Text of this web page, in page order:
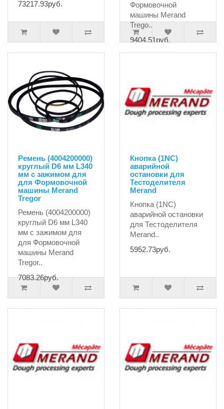
73217.93руб.
Формовочной
машины Merand
Trego..
9404.51руб.
Ремень (4004200000)
круглый D6 мм L340
мм с зажимом для
для Формовочной
машины Merand
Tregor
Ремень (4004200000)
круглый D6 мм L340
мм с зажимом для
для Формовочной
машины Merand
Tregor..
7083.26руб.
Кнопка (1NC)
аварийной
остановки для
Тестоделителя
Merand
Кнопка (1NC)
аварийной остановки
для Тестоделителя
Merand..
5952.73руб.